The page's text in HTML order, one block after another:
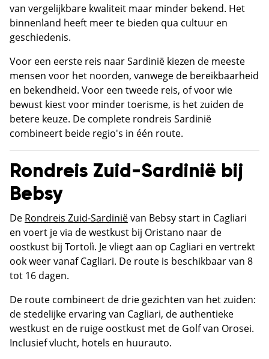
van vergelijkbare kwaliteit maar minder bekend. Het
binnenland heeft meer te bieden qua cultuur en
geschiedenis.
Voor een eerste reis naar Sardinië kiezen de meeste
mensen voor het noorden, vanwege de bereikbaarheid
en bekendheid. Voor een tweede reis, of voor wie
bewust kiest voor minder toerisme, is het zuiden de
betere keuze. De complete rondreis Sardinië
combineert beide regio's in één route.
Rondreis Zuid-Sardinië bij
Bebsy
De Rondreis Zuid-Sardiniëvan Bebsy start in Cagliari
en voert je via de westkust bij Oristano naar de
oostkust bij Tortolì. Je vliegt aan op Cagliari en vertrekt
ook weer vanaf Cagliari. De route is beschikbaar van 8
tot 16 dagen.
De route combineert de drie gezichten van het zuiden:
de stedelijke ervaring van Cagliari, de authentieke
westkust en de ruige oostkust met de Golf van Orosei.
Inclusief vlucht, hotels en huurauto.